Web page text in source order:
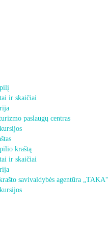
ir skaičiai
paslaugų centras
kraštą
ir skaičiai
savivaldybės agentūra „TAKA“